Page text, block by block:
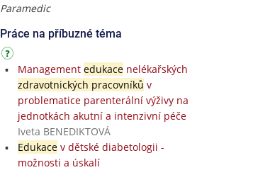
Paramedic
Práce na příbuzné téma
Management edukacenelékařských
zdravotnických pracovníků v
problematice parenterální výživy na
jednotkách akutní a intenzivní péče
Iveta BENEDIKTOVÁ
Edukacev dětské diabetologii -
možnosti a úskalí